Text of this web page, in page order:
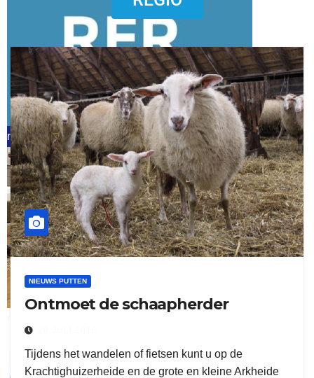
word vrijwilliger (1)
zielman
refreshed webdesign putten
NIEUWS PUTTEN
Ontmoet de schaapherder
Tijdens het wandelen of fietsen kunt u op de
Krachtighuizerheide en de grote en kleine Arkheide